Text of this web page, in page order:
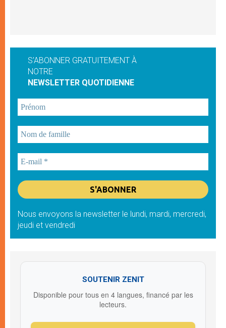
S'ABONNER GRATUITEMENT À
NOTRE
NEWSLETTER QUOTIDIENNE
Nous envoyons la newsletter le lundi, mardi, mercredi,
jeudi et vendredi
SOUTENIR ZENIT
Disponible pour tous en 4 langues, financé par les
lecteurs.